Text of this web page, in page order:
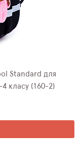
Standard для
класу (160-2)